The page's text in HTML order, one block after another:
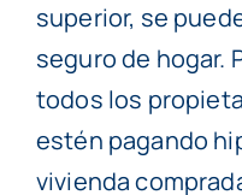
superior, se
seguro de hogar.
todos los
estén pagando
vivienda